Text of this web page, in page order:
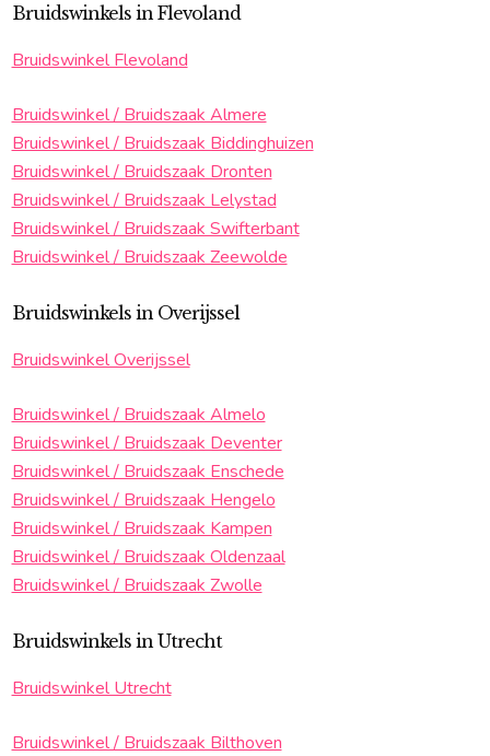
Bruidswinkels in Flevoland
Bruidswinkel Flevoland
Bruidswinkel / Bruidszaak Almere
Bruidswinkel / Bruidszaak Biddinghuizen
Bruidswinkel / Bruidszaak Dronten
Bruidswinkel / Bruidszaak Lelystad
Bruidswinkel / Bruidszaak Swifterbant
Bruidswinkel / Bruidszaak Zeewolde
Bruidswinkels in Overijssel
Bruidswinkel Overijssel
Bruidswinkel / Bruidszaak Almelo
Bruidswinkel / Bruidszaak Deventer
Bruidswinkel / Bruidszaak Enschede
Bruidswinkel / Bruidszaak Hengelo
Bruidswinkel / Bruidszaak Kampen
Bruidswinkel / Bruidszaak Oldenzaal
Bruidswinkel / Bruidszaak Zwolle
Bruidswinkels in Utrecht
Bruidswinkel Utrecht
Bruidswinkel / Bruidszaak Bilthoven